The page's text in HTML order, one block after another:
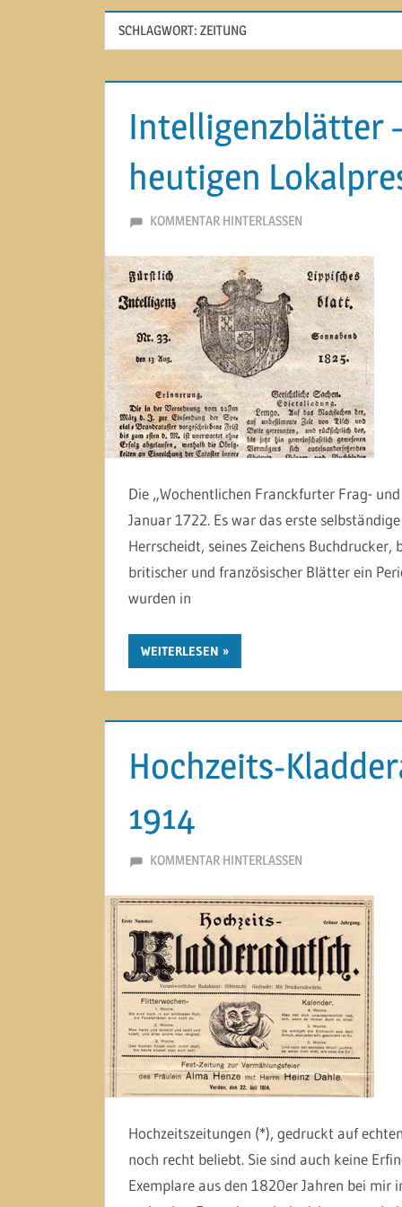
SCHLAGWORT: ZEITUNG
Intelligenzblätter
heutigen
6. MÄRZ 2015
MARTINA BERG
KOMMENTAR HINTERLASSEN
Die „Wochentlichen Franckfurter Frag-
Januar 1722. Es war das erste
Herrscheidt, seines Zeichens
britischer und französischer Blätter ein
wurden in
WEITERLESEN
Hochzeits-
1914
21. JANUAR 2015
MARTINA BERG
KOMMENTAR HINTERLASSEN
Hochzeitszeitungen (*), gedruckt auf
noch recht beliebt. Sie sind auch keine
Exemplare aus den 1820er Jahren bei